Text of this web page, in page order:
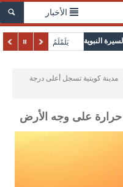
الأخبار
النبوية يَلَمْلَمُ
مدينة كويتية تسجل أعلى درجة
حرارة على وجه الأرض